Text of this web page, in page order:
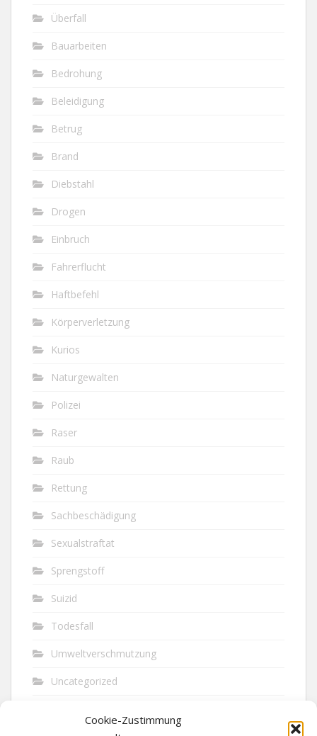
Cookie-Zustimmung
Überfall
Bauarbeiten
Bedrohung
Beleidigung
Betrug
Brand
Diebstahl
Drogen
Einbruch
Fahrerflucht
Haftbefehl
Körperverletzung
Kurios
Naturgewalten
Polizei
Raser
Raub
Rettung
Sachbeschädigung
Sexualstraftat
Sprengstoff
Suizid
Todesfall
Umweltverschmutzung
Uncategorized